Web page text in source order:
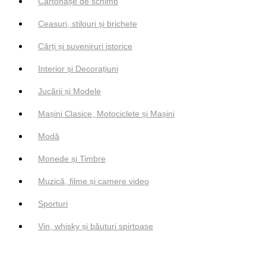
Ceasuri, stilouri și brichete
Cărți și suveniruri istorice
Interior și Decorațiuni
Jucării și Modele
Mașini Clasice, Motociclete și Mașini
Modă
Monede și Timbre
Muzică, filme și camere video
Sporturi
Vin, whisky și băuturi spirtoase